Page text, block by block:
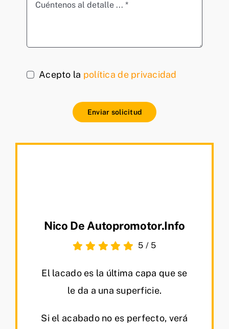
Acepto la política de privacidad
Enviar solicitud
Nico De Autopromotor.info
5 / 5
El lacado es la última capa que se
le da a una superficie.
Si el acabado no es perfecto, verá